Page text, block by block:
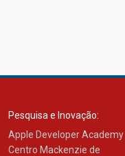
Pesquisa e Inovação:
Apple Developer Academy
Centro Mackenzie de